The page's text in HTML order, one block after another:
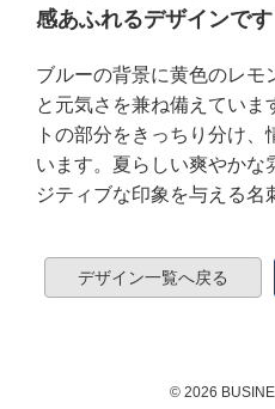
感あふれるデザインです
ブルーの背景に黄色のレモ
と元気さを兼ね備えていま
トの部分をきっちり分け
います。夏らしい爽やかな
ジティブな印象を与える名
デザイン一覧へ戻る
© 2026